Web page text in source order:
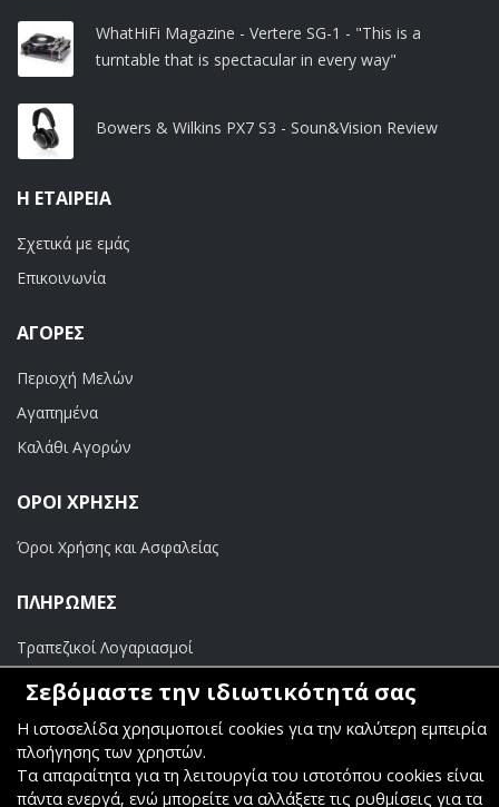
WhatHiFi Magazine - Vertere SG-1 - "This is a
turntable that is spectacular in every way"
Bowers & Wilkins PX7 S3 - Soun&Vision Review
Η ΕΤΑΙΡΕΊΑ
Σχετικά με εμάς
Επικοινωνία
ΑΓΟΡΈΣ
Περιοχή Μελών
Αγαπημένα
Καλάθι Αγορών
ΟΡΟΙ ΧΡΗΣΗΣ
Όροι Χρήσης και Ασφαλείας
ΠΛΗΡΩΜΕΣ
Τραπεζικοί Λογαριασμοί
Copyright ©Κοσμάς Audio Video . All Rights Reserved
Σεβόμαστε την ιδιωτικότητά σας
Η ιστοσελίδα χρησιμοποιεί cookies για την καλύτερη εμπειρία
πλοήγησης των χρηστών.
Τα απαραίτητα για τη λειτουργία του ιστοτόπου cookies είναι
πάντα ενεργά, ενώ μπορείτε να αλλάξετε τις ρυθμίσεις για τα